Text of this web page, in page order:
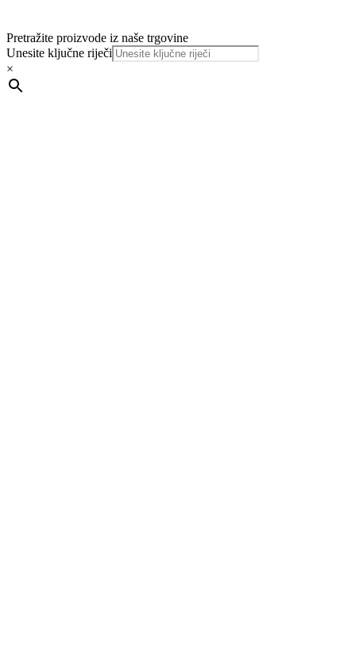
Pretražite proizvode iz naše trgovine
Unesite ključne riječi
×